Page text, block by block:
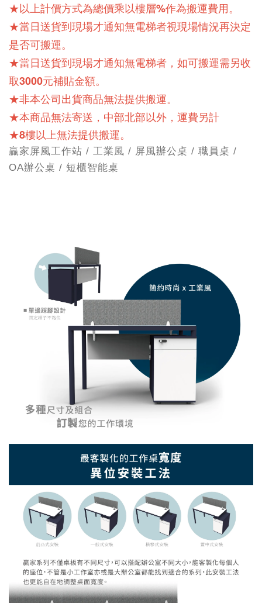
★以上計價方式為總價乘以樓層%作為搬運費用。
★當日送貨到現場才通知無電梯者視現場情況再決定
是否可搬運。
★當日送貨到現場才通知無電梯者，如可搬運需另收
取3000元補貼金額。
★非本公司出貨商品無法提供搬運。
★本商品無法寄送，中部北部以外，運費另計
★8樓以上無法提供搬運。
贏家屏風工作站 / 工業風 / 屏風辦公桌 / 職員桌 /
OA辦公桌 / 短櫃智能桌